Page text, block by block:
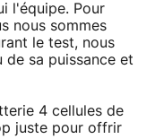
l'équipe. Pour
nous sommes
le test, nous
de sa puissance et
4 cellules de
juste pour offrir